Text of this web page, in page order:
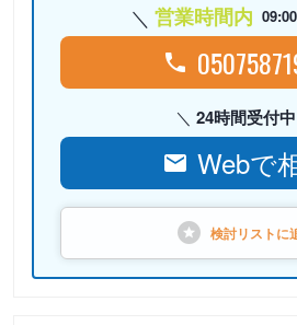
営業時間内
24時間受付中
Webで
検討リストに